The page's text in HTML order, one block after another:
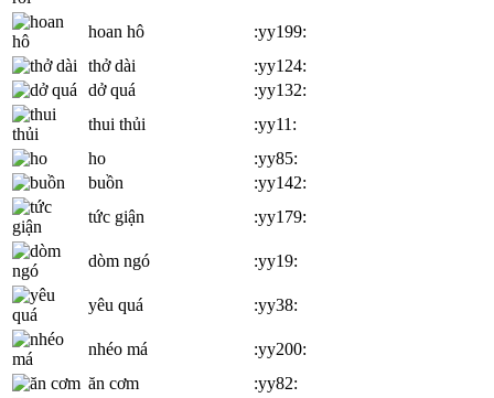
hoan hô
:yy199:
thở dài
:yy124:
dở quá
:yy132:
thui thủi
:yy11:
ho
:yy85:
buồn
:yy142:
tức giận
:yy179:
dòm ngó :yy19:
yêu quá :yy38:
nhéo má
:yy200:
ăn cơm
:yy82: